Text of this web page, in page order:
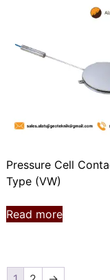
Pressure Cell
Type (VW)
Read more